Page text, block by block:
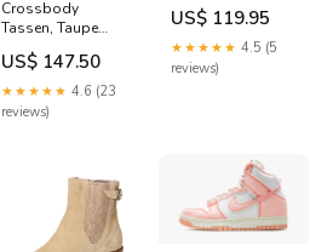
Crossbody
Tassen, Taupe
Maat:OS
US$ 147.50
★★★★★ 4.6 (23
reviews)
Size:EU 37 1/3
US$ 119.95
★★★★★ 4.5 (5
reviews)